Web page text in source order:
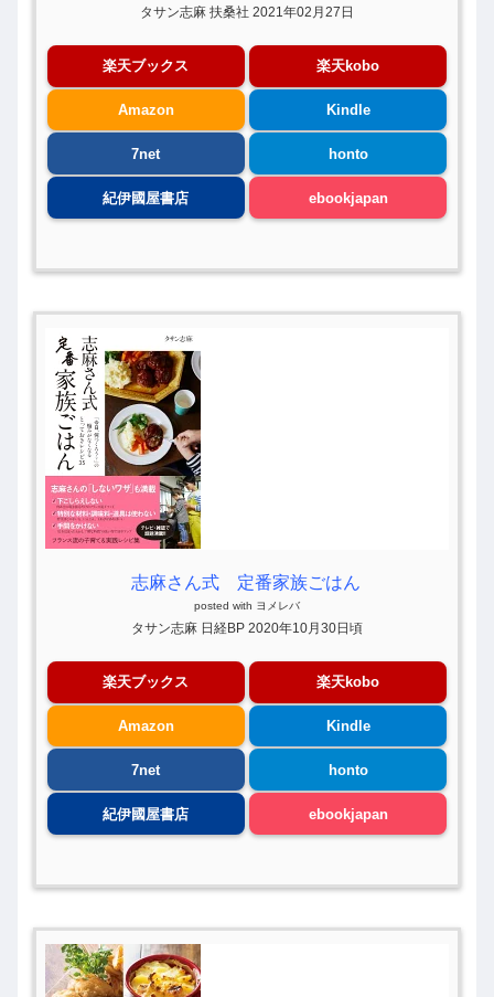
タサン志麻 扶桑社 2021年02月27日
楽天ブックス 楽天kobo
Amazon Kindle
7net honto
紀伊國屋書店 ebookjapan
志麻さん式 定番家族ごはん
posted with ヨメレバ
タサン志麻 日経BP 2020年10月30日頃
楽天ブックス 楽天kobo
Amazon Kindle
7net honto
紀伊國屋書店 ebookjapan